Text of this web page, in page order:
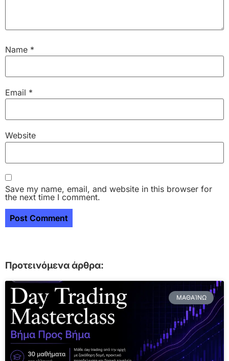
Name *
Email *
Website
Save my name, email, and website in this browser for
the next time I comment.
Προτεινόμενα άρθρα:
ΜΑΘΑΊΝΩ